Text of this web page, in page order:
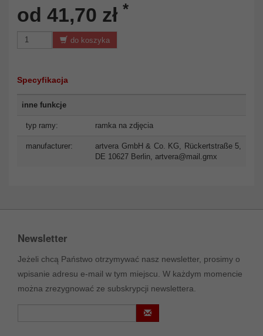
od 41,70 zł *
do koszyka
Specyfikacja
inne funkcje
typ ramy: ramka na zdjęcia
manufacturer:
artvera GmbH & Co. KG, Rückertstraße 5,
DE 10627 Berlin, artvera@mail.gmx
Newsletter
Jeżeli chcą Państwo otrzymywać nasz newsletter, prosimy o
wpisanie adresu e-mail w tym miejscu. W każdym momencie
można zrezygnować ze subskrypcji newslettera.